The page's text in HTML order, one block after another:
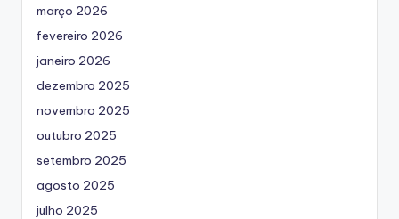
março 2026
fevereiro 2026
janeiro 2026
dezembro 2025
novembro 2025
outubro 2025
setembro 2025
agosto 2025
julho 2025